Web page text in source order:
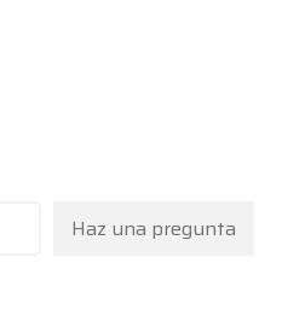
Haz una pregunta